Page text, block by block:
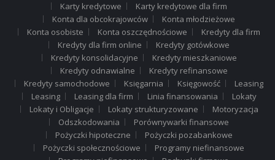
Karty kredytowe
Karty kredytowe dla firm
Konta dla obcokrajowców
Konta młodzieżowe
Konta osobiste
Konta oszczędnościowe
Kredyty dla firm
Kredyty dla firm online
Kredyty gotówkowe
Kredyty konsolidacyjne
Kredyty mieszkaniowe
Kredyty odnawialne
Kredyty refinansowe
Kredyty samochodowe
Księgarnia Księgowość
Leasing
Leasing
Leasing dla firm Linia finansowania
Lokaty
Lokaty i Obligacje
Lokaty strukturyzowane
Motoryzacja
Odszkodowania
Porównywarki finansowe
Pożyczki hipoteczne
Pożyczki pozabankowe
Pożyczki społecznościowe
Programy niefinansowe